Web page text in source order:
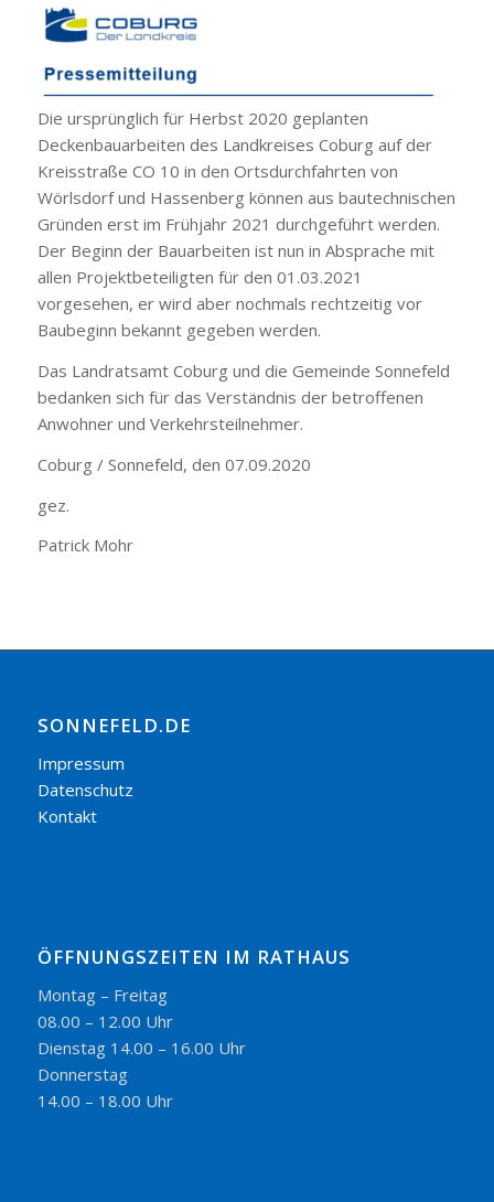
Die ursprünglich für Herbst 2020 geplanten
Deckenbauarbeiten des Landkreises Coburg auf der
Kreisstraße CO 10 in den Ortsdurchfahrten von
Wörlsdorf und Hassenberg können aus bautechnischen
Gründen erst im Frühjahr 2021 durchgeführt werden.
Der Beginn der Bauarbeiten ist nun in Absprache mit
allen Projektbeteiligten für den 01.03.2021
vorgesehen, er wird aber nochmals rechtzeitig vor
Baubeginn bekannt gegeben werden.
Das Landratsamt Coburg und die Gemeinde Sonnefeld
bedanken sich für das Verständnis der betroffenen
Anwohner und Verkehrsteilnehmer.
Coburg / Sonnefeld, den 07.09.2020
gez.
Patrick Mohr
SONNEFELD.DE
Impressum
Datenschutz
Kontakt
ÖFFNUNGSZEITEN IM RATHAUS
Montag – Freitag
08.00 – 12.00 Uhr
Dienstag 14.00 – 16.00 Uhr
Donnerstag
14.00 – 18.00 Uhr